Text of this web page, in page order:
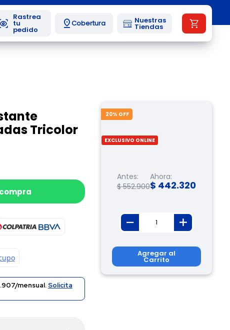
Cobertura Nuestras
Tiendas
Tricolor
mensual.Solicita
20% OFF
EXCLUSIVO ONLINE
Antes:
$ 552.900
Ahora:
$ 442.320
Agregar al
Carrito